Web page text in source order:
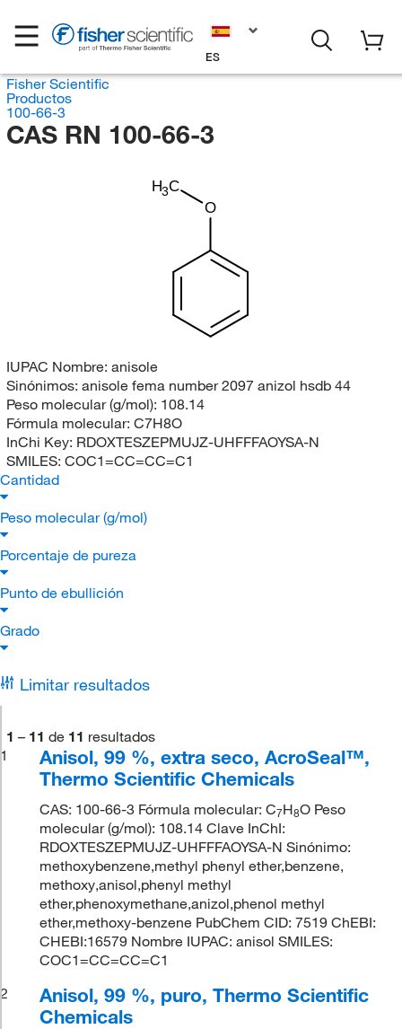
ES
Fisher Scientific
Productos
100-66-3
CAS RN 100-66-3
H3C
O
IUPAC Nombre: anisole
Sinónimos: anisole fema number 2097 anizol hsdb 44
Peso molecular (g/mol): 108.14
Fórmula molecular: C7H8O
InChi Key: RDOXTESZEPMUJZ-UHFFFAOYSA-N
SMILES: COC1=CC=CC=C1
Cantidad
Peso molecular (g/mol)
Porcentaje de pureza
Punto de ebullición
Grado
Limitar resultados
1 – 11 de 11 resultados
1
Anisol, 99 %, extra seco, AcroSeal™,
Thermo Scientific Chemicals
CAS: 100-66-3 Fórmula molecular: C7H8O Peso
molecular (g/mol): 108.14 Clave InChI:
RDOXTESZEPMUJZ-UHFFFAOYSA-N Sinónimo:
methoxybenzene,methyl phenyl ether,benzene,
methoxy,anisol,phenyl methyl
ether,phenoxymethane,anizol,phenol methyl
ether,methoxy-benzene PubChem CID: 7519 ChEBI:
CHEBI:16579 Nombre IUPAC: anisol SMILES:
COC1=CC=CC=C1
2
Anisol, 99 %, puro, Thermo Scientific
Chemicals